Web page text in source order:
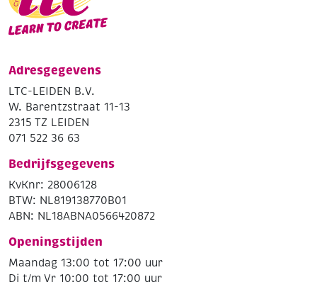
Adresgegevens
LTC-LEIDEN B.V.
W. Barentzstraat 11-13
2315 TZ LEIDEN
071 522 36 63
Bedrijfsgegevens
KvKnr: 28006128
BTW: NL819138770B01
ABN: NL18ABNA0566420872
Openingstijden
Maandag 13:00 tot 17:00 uur
Di t/m Vr 10:00 tot 17:00 uur